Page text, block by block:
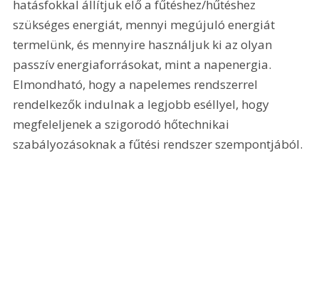
hatásfokkal állítjuk elő a fűtéshez/hűtéshez
szükséges energiát, mennyi megújuló energiát
termelünk, és mennyire használjuk ki az olyan
passzív energiaforrásokat, mint a napenergia.
Elmondható, hogy a napelemes rendszerrel
rendelkezők indulnak a legjobb eséllyel, hogy
megfeleljenek a szigorodó hőtechnikai
szabályozásoknak a fűtési rendszer szempontjából.